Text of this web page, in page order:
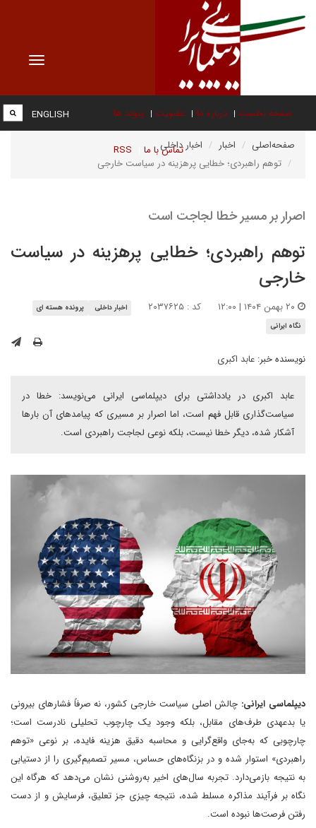
Toggle
صفحه نخست درباره ما عضویت پیوند ها
تماس با ما RSS
ENGLISH
صفحه‌اصلی اخبار
اخبار داخلی
توهم راهبردی؛ خطایی پرهزینه در سیاست خارجی
اصرار بر مسیر خطا لجاجت است
توهم راهبردی؛ خطایی پرهزینه در سیاست
خارجی
کد : ۲۰۳۷۶۲۵ اخبار داخلی
پرونده هسته ای
نگاه ایرانی
نویسنده خبر: عابد اکبری
عابد اکبری در یادداشتی برای دیپلماسی ایرانی می‌نویسد: خطا در
سیاست‌گذاری قابل فهم است، اما اصرار بر مسیری که پیامدهای آن بارها
آشکار شده، دیگر خطا نیست، بلکه نوعی لجاجت راهبردی است.
دیپلماسی ایرانی: چالش اصلی سیاست خارجی کشور، نه صرفاً فشارهای بیرونی
یا بدعهدی طرف‌های مقابل، بلکه وجود یک چارچوب تحلیلی نادرست است؛
چارچوبی که به‌جای واقع‌گرایی و محاسبه دقیق هزینه فایده، بر نوعی «توهم
راهبردی» استوار شده و در بزنگاه‌های حساس، مسیر تصمیم‌گیری را از دستیابی
به نتیجه بازمی‌دارد. تجربه سال‌های اخیر به‌روشنی نشان می‌دهد که هرگاه این
نگاه بر فرآیند مذاکره مسلط شده، نتیجه چیزی جز تعلیق، فرسایش و از دست
رفتن فرصت‌ها نبوده است.